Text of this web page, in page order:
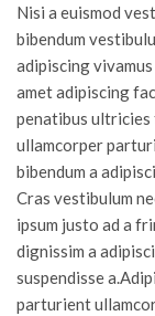
Nisi a euismod
bibendum
adipiscing
amet adipiscing
penatibus ultricies
ullamcorper
bibendum a
Cras vestibulum
ipsum justo ad a
dignissim a
suspendisse
parturient